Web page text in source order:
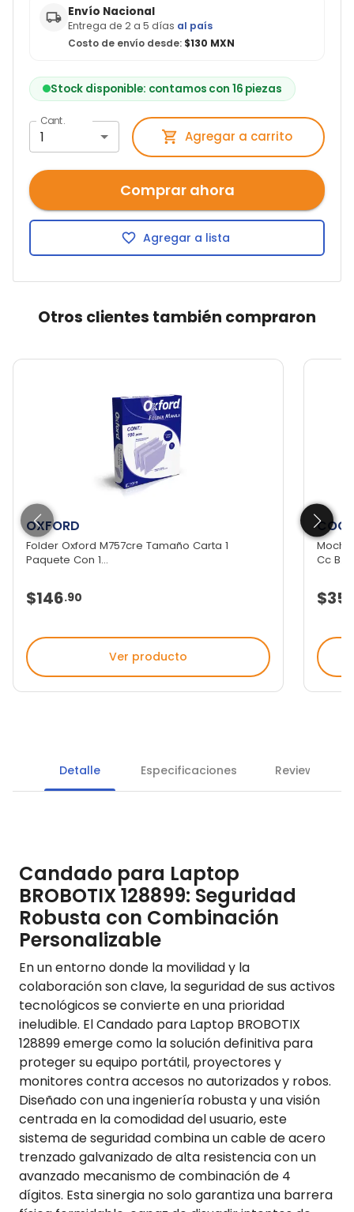
Envío Nacional
Entrega de 2 a 5 días al país
Costo de envío desde: $130 MXN
Stock disponible: contamos con 16 piezas
Cant.
1 Agregar a carrito
Comprar ahora
Agregar a lista
Otros clientes también compraron
OXFORD
Folder Oxford M757cre Tamaño Carta 1
Paquete Con 1...
$146.90
Ver producto
Cc B...
Detalle Especificaciones Reviews
Candado para Laptop
BROBOTIX 128899: Seguridad
Robusta con Combinación
Personalizable
En un entorno donde la movilidad y la
colaboración son clave, la seguridad de sus activos
tecnológicos se convierte en una prioridad
ineludible. El Candado para Laptop BROBOTIX
128899 emerge como la solución definitiva para
proteger su equipo portátil, proyectores y
monitores contra accesos no autorizados y robos.
Diseñado con una ingeniería robusta y una visión
centrada en la comodidad del usuario, este
sistema de seguridad combina un cable de acero
trenzado galvanizado de alta resistencia con un
avanzado mecanismo de combinación de 4
dígitos. Esta sinergia no solo garantiza una barrera